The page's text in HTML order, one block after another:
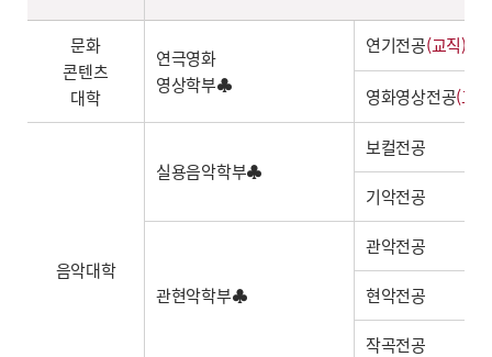
문화
콘텐츠
대학
연극영화
영상학부♣
연기전공(교직)
영화영상전공(교
음악대학
실용음악학부♣
보컬전공
기악전공
관현악학부♣
관악전공
현악전공
작곡전공